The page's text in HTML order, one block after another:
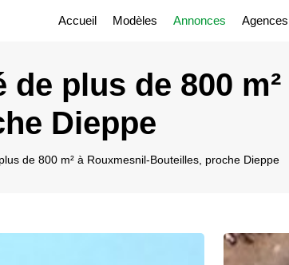
Accueil Modèles Annonces Agences
plus de 800
Dieppe
de 800 m² à Rouxmesnil-Bouteilles, proche Dieppe